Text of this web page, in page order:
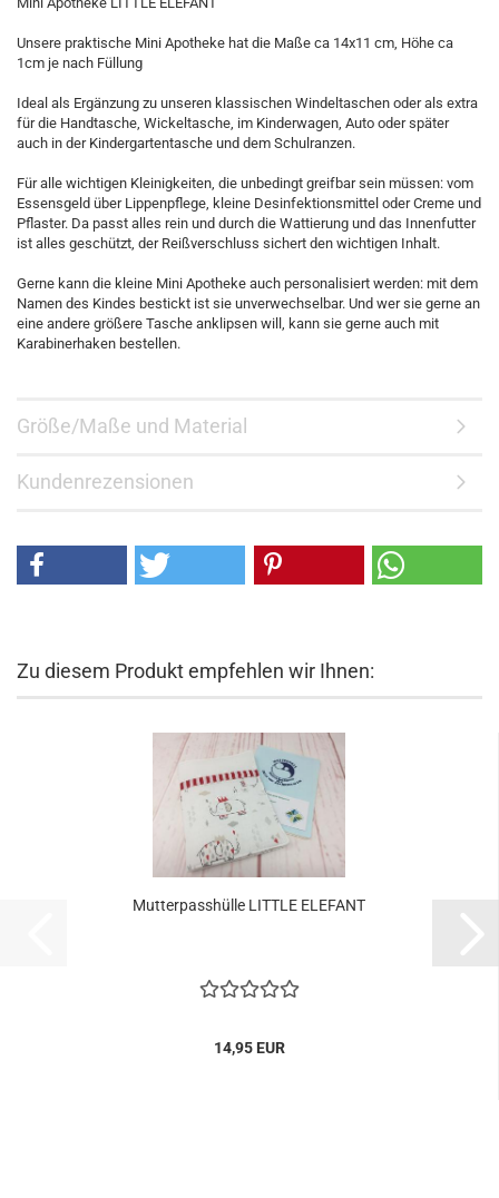
Unsere praktische Mini Apotheke hat die Maße ca 14x11 cm, Höhe ca
1cm je nach Füllung
Ideal als Ergänzung zu unseren klassischen Windeltaschen oder als extra
für die Handtasche, Wickeltasche, im Kinderwagen, Auto oder später
auch in der Kindergartentasche und dem Schulranzen.
Für alle wichtigen Kleinigkeiten, die unbedingt greifbar sein müssen: vom
Essensgeld über Lippenpflege, kleine Desinfektionsmittel oder Creme und
Pflaster. Da passt alles rein und durch die Wattierung und das Innenfutter
ist alles geschützt, der Reißverschluss sichert den wichtigen Inhalt.
Gerne kann die kleine Mini Apotheke auch personalisiert werden: mit dem
Namen des Kindes bestickt ist sie unverwechselbar. Und wer sie gerne an
eine andere größere Tasche anklipsen will, kann sie gerne auch mit
Karabinerhaken bestellen.
Größe/Maße und Material
Kundenrezensionen
Zu diesem Produkt empfehlen wir Ihnen:
Mutterpasshülle LITTLE ELEFANT
14,95 EUR